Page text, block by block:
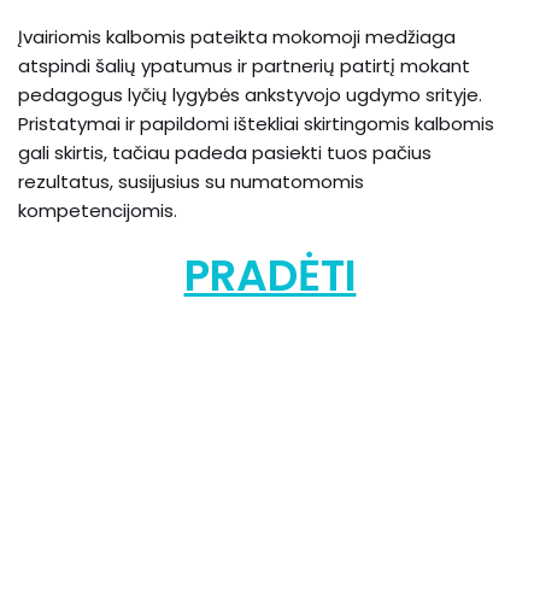
Įvairiomis kalbomis pateikta mokomoji medžiaga
atspindi šalių ypatumus ir partnerių patirtį mokant
pedagogus lyčių lygybės ankstyvojo ugdymo srityje.
Pristatymai ir papildomi ištekliai skirtingomis kalbomis
gali skirtis, tačiau padeda pasiekti tuos pačius
rezultatus, susijusius su numatomomis
kompetencijomis.
PRADĖTI